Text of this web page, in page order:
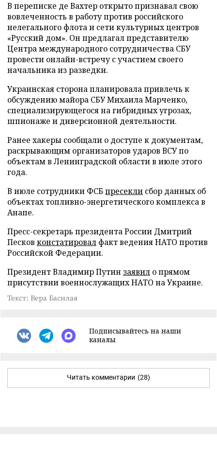
В переписке де Вахтер открыто признавал свою
вовлеченность в работу против российского
нелегального флота и сети культурных центров
«Русский дом». Он предлагал представителю
Центра международного сотрудничества СБУ
провести онлайн-встречу с участием своего
начальника из разведки.
Украинская сторона планировала привлечь к
обсуждению майора СБУ Михаила Марченко,
специализирующегося на гибридных угрозах,
шпионаже и диверсионной деятельности.
Ранее хакеры сообщали о доступе к документам,
раскрывающим организаторов ударов ВСУ по
объектам в Ленинградской области в июле этого
года.
В июле сотрудники ФСБ пресекли сбор данных об
объектах топливно-энергетического комплекса в
Анапе.
Пресс-секретарь президента России Дмитрий
Песков констатировал факт ведения НАТО против
Российской Федерации.
Президент Владимир Путин заявил о прямом
присутствии военнослужащих НАТО на Украине.
Текст: Вера Басилая
Подписывайтесь на наши
каналы
Читать комментарии (28)